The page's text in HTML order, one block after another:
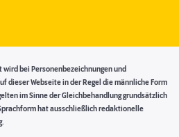
wird bei Personenbezeichnungen und
dieser Webseite in der Regel die männliche Form
im Sinne der Gleichbehandlung grundsätzlich
hat ausschließlich redaktionelle